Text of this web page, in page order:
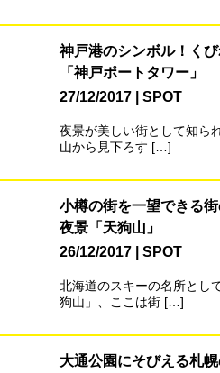
神戸港のシンボル！く
「神戸ポートタワー」
27/12/2017
SPOT
夜景が美しい街として知ら
山から見下ろす […]
小樽の街を一望できる
夜景「天狗山」
26/12/2017
SPOT
北海道のスキーの名所とし
狗山」、ここは街 […]
大通公園にそびえる札